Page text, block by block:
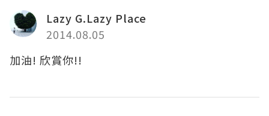
Lazy G.Lazy Place
2014.08.05
加油! 欣賞你!!